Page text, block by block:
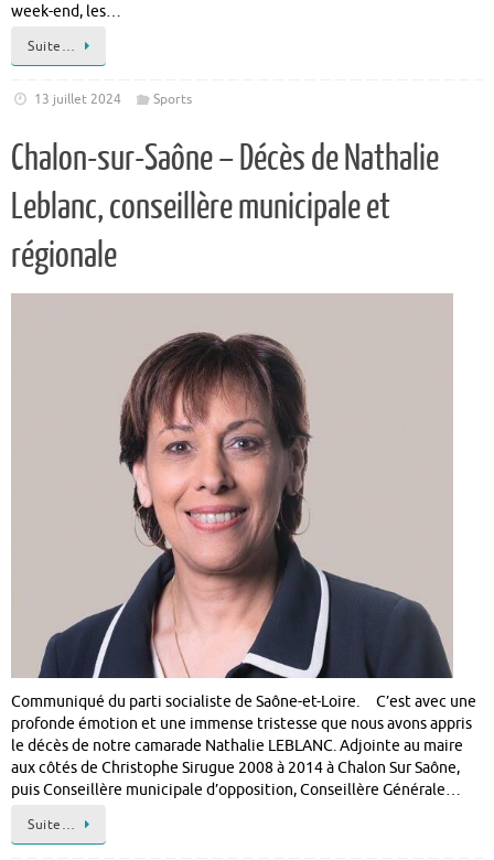
week-end, les…
Suite…
13 juillet 2024 Sports
Chalon-sur-Saône – Décès de Nathalie
Leblanc, conseillère municipale et
régionale
Communiqué du parti socialiste de Saône-et-Loire. C’est avec une
profonde émotion et une immense tristesse que nous avons appris
le décès de notre camarade Nathalie LEBLANC. Adjointe au maire
aux côtés de Christophe Sirugue 2008 à 2014 à Chalon Sur Saône,
puis Conseillère municipale d’opposition, Conseillère Générale…
Suite…